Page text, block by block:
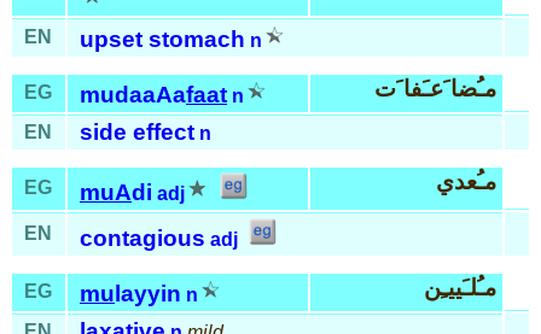
EN upset stomach n
EG mudaaAafaat n مـُضا َعـَفا َت
EN side effect n
EG muAdi adj مـُعدي
EN contagious adj
EG mu layyin n مـُلـَييـِن